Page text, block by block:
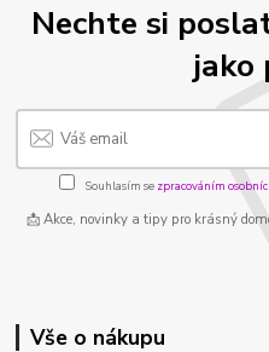
Nechte si
jako
Souhlasím se zpracováním
📩 Akce, novinky a tipy pro krásný
Vše o nákupu